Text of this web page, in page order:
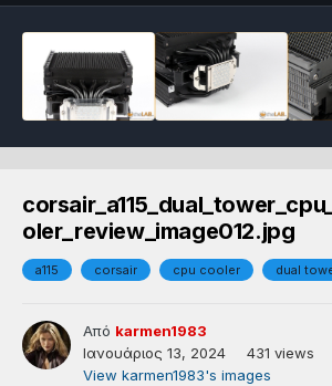
oler_review_image012.jpg
a115 corsair cpu cooler dual
Από karmen1983
Ιανουάριος 13, 2024
431 views
View karmen1983's images